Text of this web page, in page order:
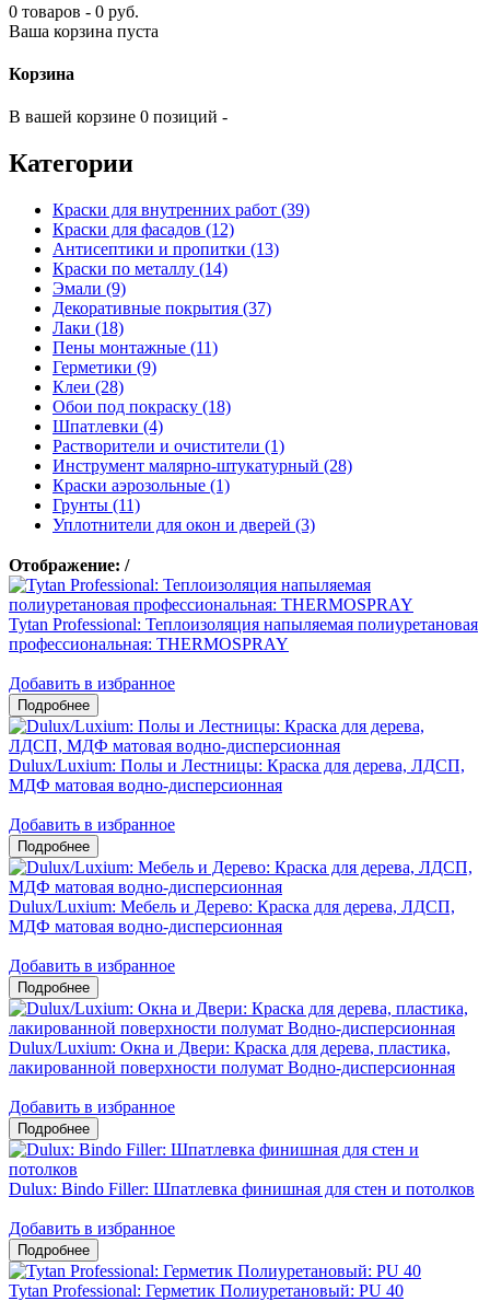
0 товаров - 0 руб.
Ваша корзина пуста
Корзина
В вашей корзине 0 позиций -
Категории
Краски для внутренних работ (39)
Краски для фасадов (12)
Антисептики и пропитки (13)
Краски по металлу (14)
Эмали (9)
Декоративные покрытия (37)
Лаки (18)
Пены монтажные (11)
Герметики (9)
Клеи (28)
Обои под покраску (18)
Шпатлевки (4)
Растворители и очистители (1)
Инструмент малярно-штукатурный (28)
Краски аэрозольные (1)
Грунты (11)
Уплотнители для окон и дверей (3)
Отображение: /
Tytan Professional: Теплоизоляция напыляемая полиуретановая
профессиональная: THERMOSPRAY
Добавить в избранное
Dulux/Luxium: Полы и Лестницы: Краска для дерева, ЛДСП,
МДФ матовая водно-дисперсионная
Добавить в избранное
Dulux/Luxium: Мебель и Дерево: Краска для дерева, ЛДСП,
МДФ матовая водно-дисперсионная
Добавить в избранное
Dulux/Luxium: Окна и Двери: Краска для дерева, пластика,
лакированной поверхности полумат Водно-дисперсионная
Добавить в избранное
Dulux: Bindo Filler: Шпатлевка финишная для стен и потолков
Добавить в избранное
Tytan Professional: Герметик Полиуретановый: PU 40